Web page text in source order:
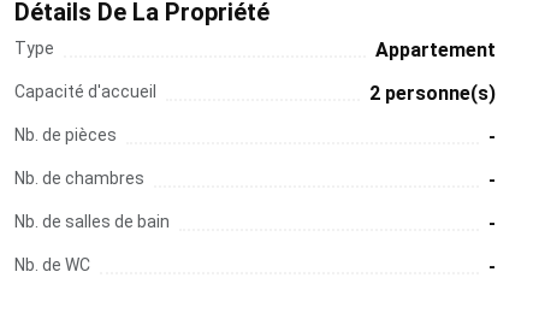
Détails De La Propriété
Type Appartement
Capacité d'accueil 2 personne(s)
Nb. de pièces -
Nb. de chambres -
Nb. de salles de bain -
Nb. de WC -